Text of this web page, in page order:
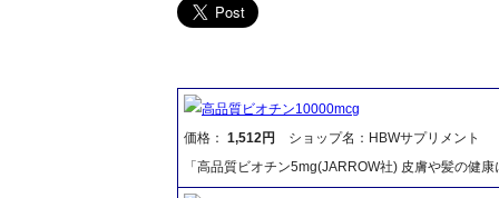
高品質ビオチン10000mcg
価格： 1,512円
ショップ名：HBWサプリメント
「高品質ビオチン5mg(JARROW社) 皮膚や髪の健康